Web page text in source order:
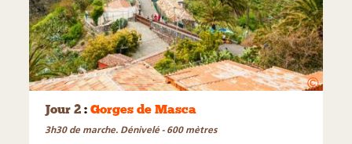
©
Jour 2 : Gorges de Masca
3h30 de marche. Dénivelé - 600 mètres